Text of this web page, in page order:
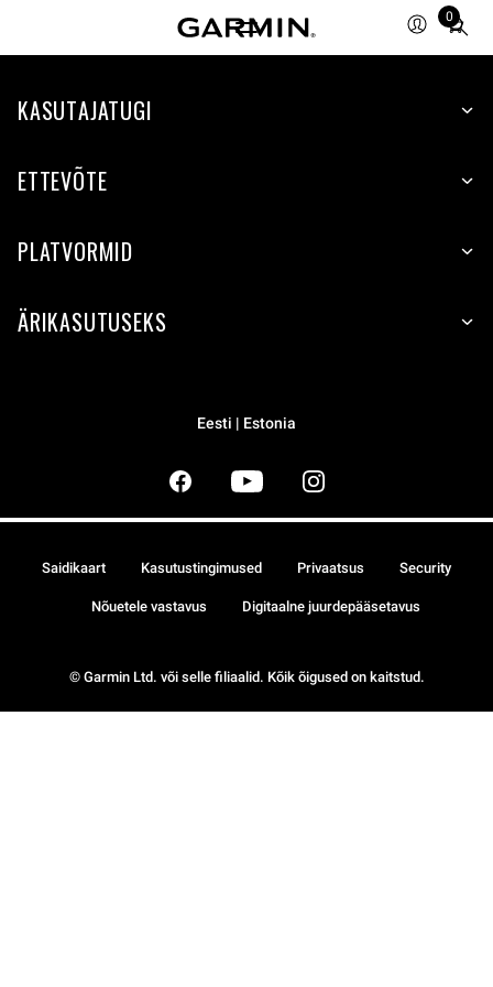
0
Total
items
cart:
KASUTAJATUGI
ETTEVÕTE
PLATVORMID
ÄRIKASUTUSEKS
Eesti | Estonia
© Garmin Ltd. või selle filiaalid. Kõik õigused on kaitstud.
Saidikaart Kasutustingimused Privaatsus Security
Nõuetele vastavus Digitaalne juurdepääsetavus